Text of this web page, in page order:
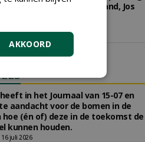
Ebben, JUB Holland, Jos
juni 2026
heeft in het Journaal van 15-07 en
aandacht voor de bomen in de
hoe (én of) deze in de toekomst de
kunnen houden.
juli 2026
AKKOORD